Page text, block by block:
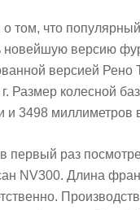
том, что
новейшую версию
версией Рено
Размер колесной
и 3498 миллиметров
первый раз
NV300. Длина